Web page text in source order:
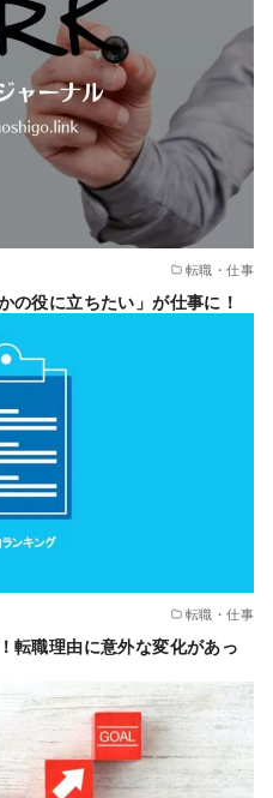
転職・仕事
の役に立ちたい」が仕事に！
転職・仕事
転職理由に意外な変化があっ